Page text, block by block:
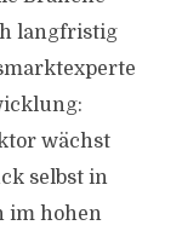
langfristig
wächst
selbst in
im hohen